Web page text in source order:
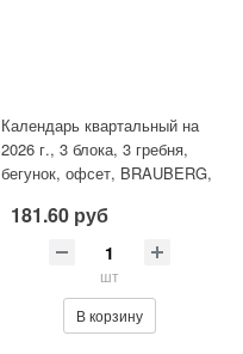
Календарь квартальный на
2026 г., 3 блока, 3 гребня,
бегунок, офсет, BRAUBERG,
181.60 руб
шт
В корзину